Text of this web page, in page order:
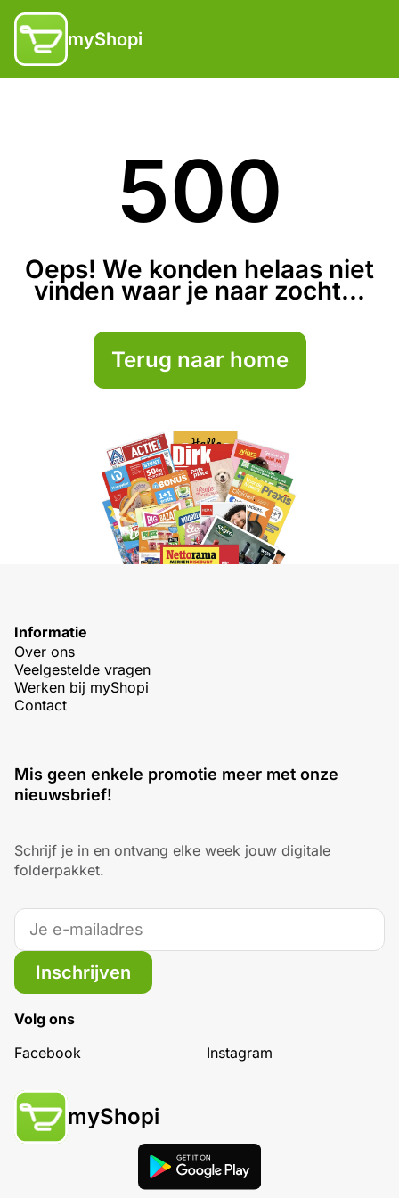
myShopi
500
Oeps! We konden helaas niet
vinden waar je naar zocht...
Terug naar home
Informatie
Over ons
Veelgestelde vragen
Werken bij myShopi
Contact
Mis geen enkele promotie meer met onze
nieuwsbrief!
Schrijf je in en ontvang elke week jouw digitale
folderpakket.
Inschrijven
Volg ons
Facebook
Instagram
myShopi